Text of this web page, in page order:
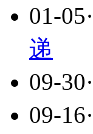
01-05·
递
09-30·
09-16·